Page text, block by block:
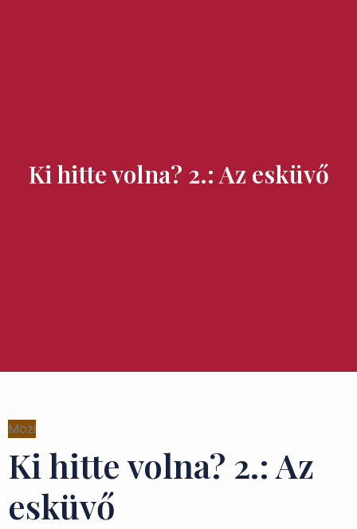
Ki hitte volna? 2.: Az esküvő
Mozi
Ki hitte volna? 2.: Az
esküvő